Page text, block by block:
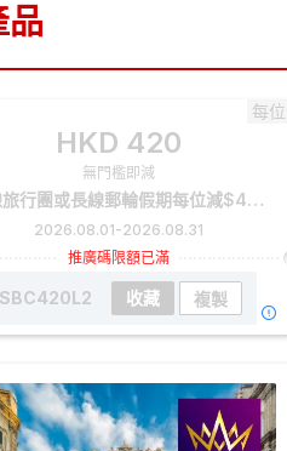
品
HKD 420
無門檻即減
長線旅行團或長線郵輪假期每位減$420(2026 滙豐信用卡優惠)
2026.08.01-2026.08.31
每位
推廣碼限額已滿
收藏 複製